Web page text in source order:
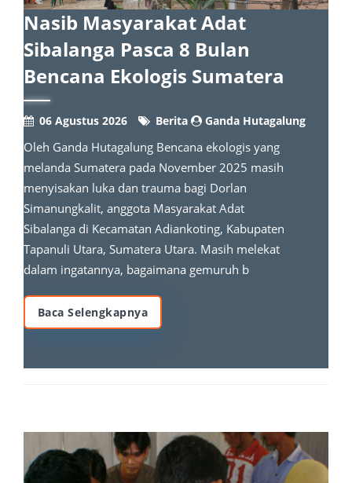
Nasib Masyarakat Adat
Sibalanga Pasca 8 Bulan
Bencana Ekologis Sumatera
06 Agustus 2026 Berita Ganda Hutagalung
Oleh Ganda Hutagalung Bencana ekologis yang
melanda Sumatera pada November 2025 masih
menyisakan luka dan trauma bagi Dorlan
Simanungkalit, anggota Masyarakat Adat
Sibalanga di Kecamatan Adiankoting, Kabupaten
Tapanuli Utara, Sumatera Utara. Masih melekat
dalam ingatannya, bagaimana gemuruh b
Baca Selengkapnya